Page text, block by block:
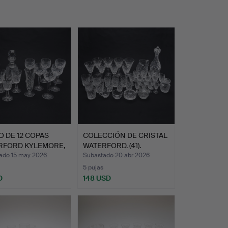
DE 12 COPAS
KYLEMORE,
15 may 2026
COLECCIÓN DE CRISTAL
WATERFORD. (41).
Subastado 20 abr 2026
5 pujas
148 USD